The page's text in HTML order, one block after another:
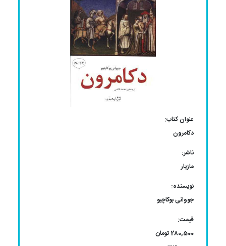
عنوان کتاب:
دکامرون
ناشر:
مازیار
نویسنده:
جووانی بوکاچیو
قیمت:
280,500 تومان